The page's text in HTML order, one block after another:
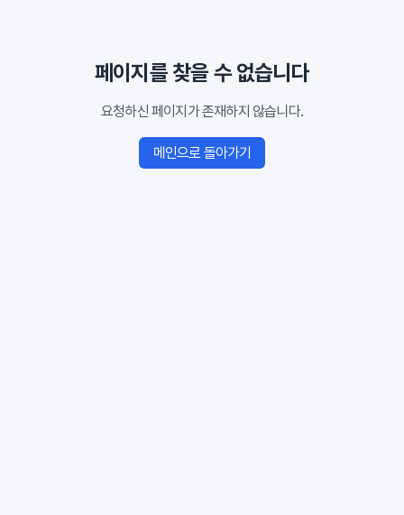
페이지를 찾을 수 없습니다
요청하신 페이지가 존재하지 않습니다.
메인으로 돌아가기